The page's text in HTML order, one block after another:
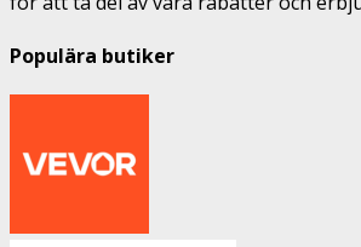
Populära butiker